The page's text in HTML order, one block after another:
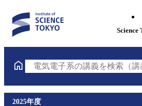
Science
電気電子系の講義を検索（講
2025年度